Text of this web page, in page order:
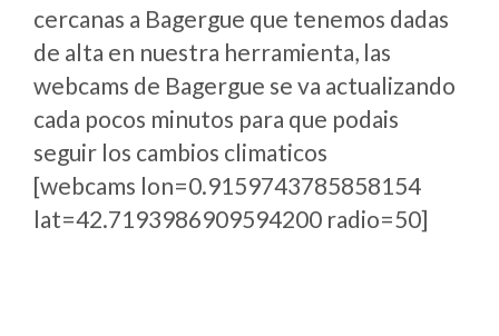
cercanas a Bagergue que tenemos dadas
de alta en nuestra herramienta, las
webcams de Bagergue se va actualizando
cada pocos minutos para que podais
seguir los cambios climaticos
[webcams lon=0.9159743785858154
lat=42.7193986909594200 radio=50]